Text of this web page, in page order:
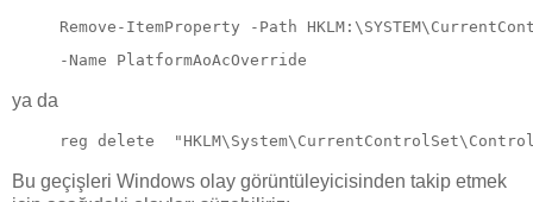
Remove-ItemProperty -Path
-Name PlatformAoAcOverride
ya da
reg delete
Bu geçişleri Windows olay görüntüleyicisinden takip etmek